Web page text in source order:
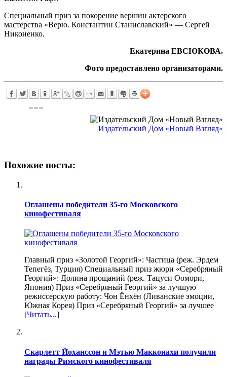
Специальный приз за покорение вершин актерского
мастерства «Верю. Константин Станиславский» — Сергей
Никоненко.
Екатерина ЕВСЮКОВА.
Фото предоставлено организаторами.
Издательский Дом «Новый Взгляд»
Похожие посты:
Оглашены победители 35-го Московского
кинофестиваля
Главный приз «Золотой Георгий»: Частица (реж. Эрдем
Тепегёз, Турция) Специальный приз жюри «Серебряный
Георгий»: Долина прощаний (реж. Тацуси Оомори,
Япония) Приз «Серебряный Георгий» за лучшую
режиссерскую работу: Чон Ёнхён (Ливанские эмоции,
Южная Корея) Приз «Серебряный Георгий» за лучшее
[Читать...]
Скарлетт Йоханссон и Мэтью Макконахи получили
награды Римского кинофестиваля